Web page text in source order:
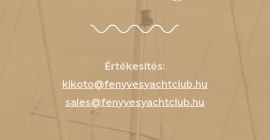
Értékesítés:
kikoto@fenyvesyachtclub.hu
sales@fenyvesyachtclub.hu